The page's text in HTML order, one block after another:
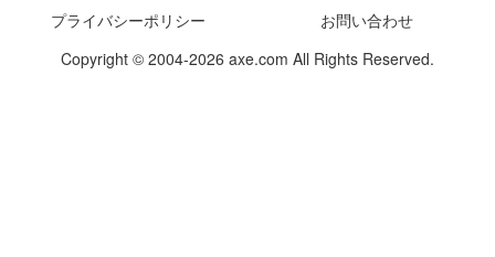
プライバシーポリシー
お問い合わせ
Copyright © 2004-2026 axe.com All Rights Reserved.